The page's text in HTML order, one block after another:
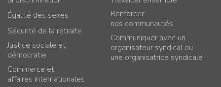
Égalité des sexes
Sécurité de la retraite
Justice sociale et
démocratie
Commerce et
affaires internationales
Renforcer
nos communautés
Communiquer avec un
organisateur syndical ou
une organisatrice syndicale